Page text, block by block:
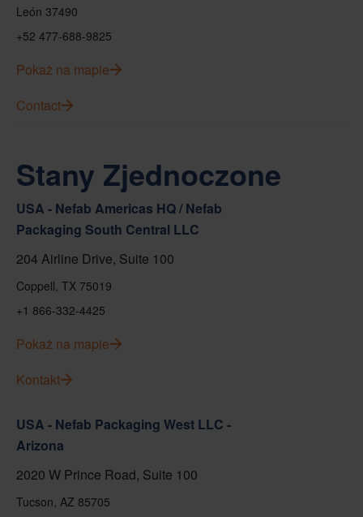
León 37490
+52 477-688-9825
Pokaż na mapie
Contact
Stany Zjednoczone
USA - Nefab Americas HQ / Nefab
Packaging South Central LLC
204 Airline Drive, Suite 100
Coppell, TX 75019
+1 866-332-4425
Pokaż na mapie
Kontakt
USA - Nefab Packaging West LLC -
Arizona
2020 W Prince Road, Suite 100
Tucson, AZ 85705